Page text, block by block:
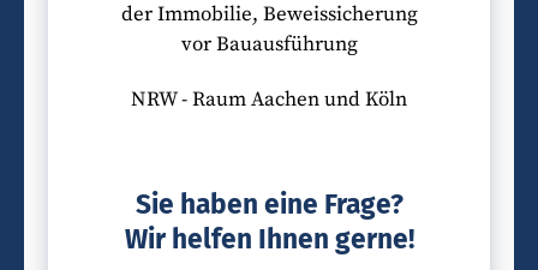
der Immobilie, Beweissicherung
vor Bauausführung
NRW - Raum Aachen und Köln
Sie haben eine Frage?
Wir helfen Ihnen gerne!